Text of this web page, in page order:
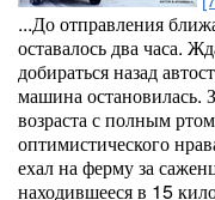
...До отправления
оставалось два часа.
добираться назад
машина остановилась.
возраста с полным
оптимистического
ехал на ферму за
находившееся в 15